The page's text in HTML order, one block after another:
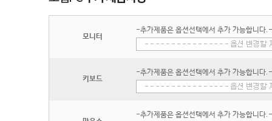
모니터
-추가제품은 옵션선택에서 추가 가능합니다.-
키보드
-추가제품은 옵션선택에서 추가 가능합니다.-
-추가제품은 옵션선택에서 추가 가능합니다.-